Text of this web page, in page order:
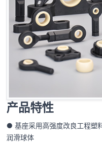
产品特性
● 基座采用高强度改良工程塑
润滑球体